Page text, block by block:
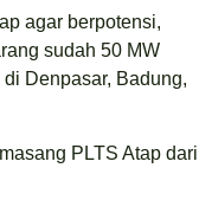
agar berpotensi,
sudah 50 MW
Denpasar, Badung,
PLTS Atap dari